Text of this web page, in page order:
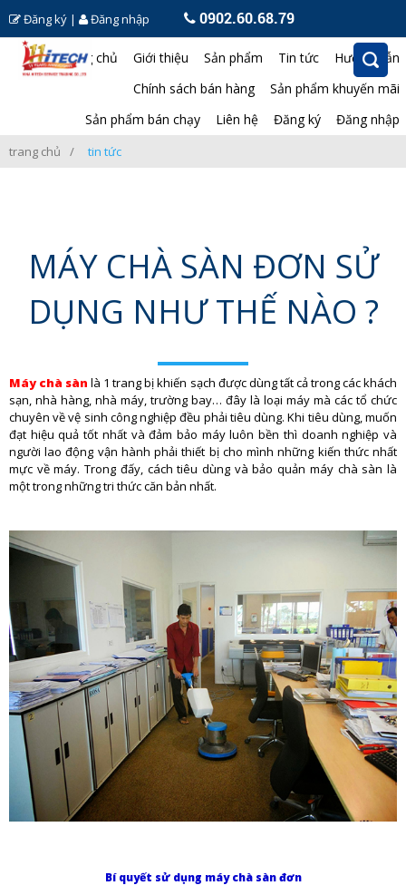
Đăng ký | Đăng nhập 0902.60.68.79
Trang chủ Giới thiệu Sản phẩm Tin tức
Hướng dẫn
Chính sách bán hàng
Sản phẩm khuyến mãi
Sản phẩm bán chạy
Liên hệ Đăng ký Đăng nhập
trang chủ tin tức
MÁY CHÀ SÀN ĐƠN SỬ
DỤNG NHƯ THẾ NÀO ?
Máy chà sàn là 1 trang bị khiến sạch được dùng tất cả trong các khách
sạn, nhà hàng, nhà máy, trường bay… đây là loại máy mà các tổ chức
chuyên về vệ sinh công nghiệp đều phải tiêu dùng. Khi tiêu dùng, muốn
đạt hiệu quả tốt nhất và đảm bảo máy luôn bền thì doanh nghiệp và
người lao động vận hành phải thiết bị cho mình những kiến thức nhất
mực về máy. Trong đấy, cách tiêu dùng và bảo quản máy chà sàn là
một trong những tri thức căn bản nhất.
Bí quyết sử dụng máy chà sàn đơn